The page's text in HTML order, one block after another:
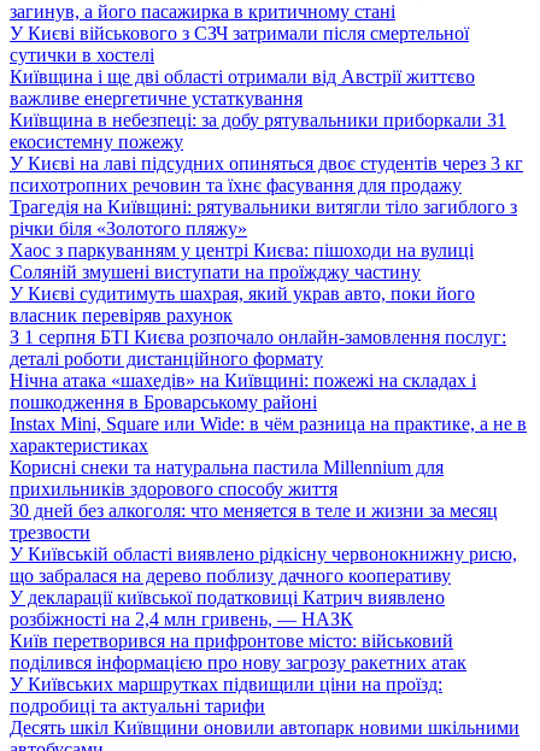
загинув, а його пасажирка в критичному стані
У Києві військового з СЗЧ затримали після смертельної
сутички в хостелі
Київщина і ще дві області отримали від Австрії життєво
важливе енергетичне устаткування
Київщина в небезпеці: за добу рятувальники приборкали 31
екосистемну пожежу
У Києві на лаві підсудних опиняться двоє студентів через 3 кг
психотропних речовин та їхнє фасування для продажу
Трагедія на Київщині: рятувальники витягли тіло загиблого з
річки біля «Золотого пляжу»
Хаос з паркуванням у центрі Києва: пішоходи на вулиці
Соляній змушені виступати на проїжджу частину
У Києві судитимуть шахрая, який украв авто, поки його
власник перевіряв рахунок
З 1 серпня БТІ Києва розпочало онлайн-замовлення послуг:
деталі роботи дистанційного формату
Нічна атака «шахедів» на Київщині: пожежі на складах і
пошкодження в Броварському районі
Instax Mini, Square или Wide: в чём разница на практике, а не в
характеристиках
Корисні снеки та натуральна пастила Millennium для
прихильників здорового способу життя
30 дней без алкоголя: что меняется в теле и жизни за месяц
трезвости
У Київській області виявлено рідкісну червонокнижну рисю,
що забралася на дерево поблизу дачного кооперативу
У декларації київської податковиці Катрич виявлено
розбіжності на 2,4 млн гривень, — НАЗК
Київ перетворився на прифронтове місто: військовий
поділився інформацією про нову загрозу ракетних атак
У Київських маршрутках підвищили ціни на проїзд:
подробиці та актуальні тарифи
Десять шкіл Київщини оновили автопарк новими шкільними